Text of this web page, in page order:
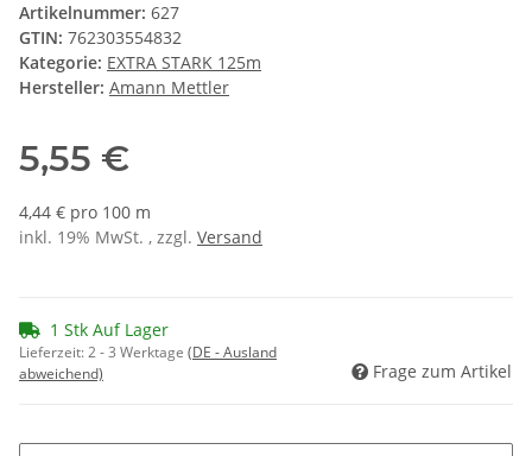
Artikelnummer: 627
GTIN: 762303554832
Kategorie: EXTRA STARK 125m
Hersteller: Amann Mettler
5,55 €
4,44 € pro 100 m
inkl. 19% MwSt. , zzgl. Versand
1 Stk Auf Lager
Lieferzeit:2 - 3 Werktage (DE - Ausland
abweichend)
Frage zum Artikel